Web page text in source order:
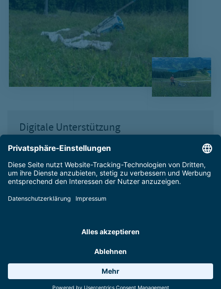
Digitale Unterstützung
Moderne Technik macht die Arbeit effizienter:
Flächen am Zeller Hausberg sind GPS-vermessen. Dadurch
lässt sich etwa die Schneedecke im Winter exakt
dokumentieren. Im Sommer kommt das
Flottenmanagement zum Einsatz und hält sämtliche
bilden schließlich die Grundlage für neue